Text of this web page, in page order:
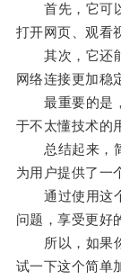
首先，它可以
打开网页、观看
其次，它还能
网络连接更加稳
最重要的是，
于不太懂技术的
总结起来，简
为用户提供了一
通过使用这个
问题，享受更好
所以，如果你
试一下这个简单